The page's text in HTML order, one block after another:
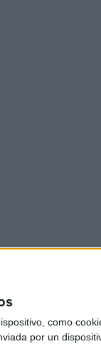
como
por un